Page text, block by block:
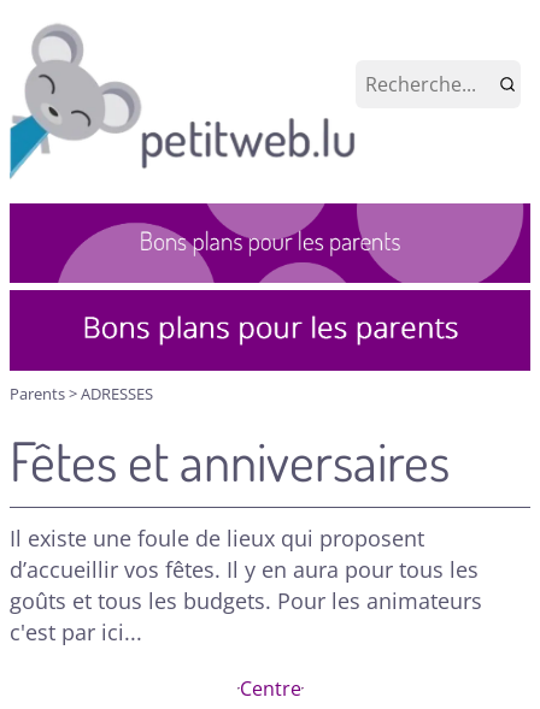
Parents>ADRESSES
Fêtes et anniversaires
Il existe une foule de lieux qui proposent
d’accueillir vos fêtes. Il y en aura pour tous les
goûts et tous les budgets. Pour les animateurs
c'est par ici...
Centre